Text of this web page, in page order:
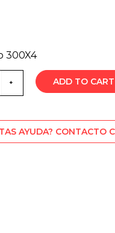
300X4
ADD TO CART
AYUDA? CONTACTO